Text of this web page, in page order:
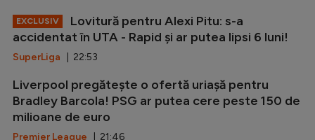
EXCLUSIV
Lovitură pentru Alexi Pitu: s-a
accidentat în UTA - Rapid și ar putea lipsi 6 luni!
SuperLiga | 22:53
Liverpool pregătește o ofertă uriașă pentru
Bradley Barcola! PSG ar putea cere peste 150 de
milioane de euro
Premier League | 21:46